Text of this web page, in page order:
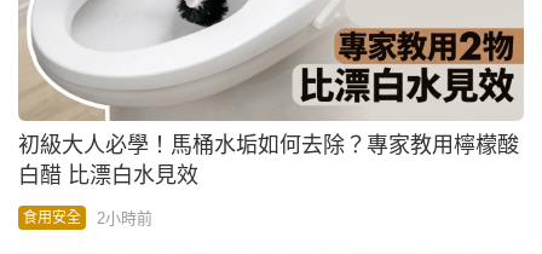
初級大人必學！馬桶水垢如何去除？專家教用檸檬酸
白醋 比漂白水見效
食用安全 2小時前